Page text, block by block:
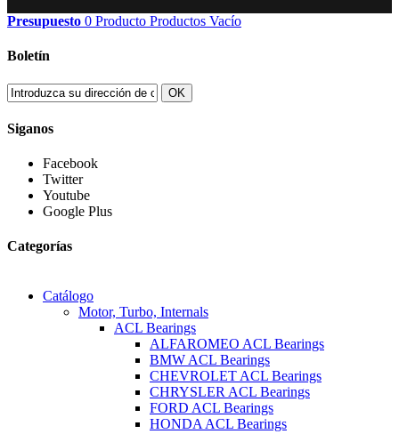
Presupuesto 0 Producto Productos Vacío
Boletín
OK
Siganos
Facebook
Twitter
Youtube
Google Plus
Categorías
Mi cuenta
Información de Contacto